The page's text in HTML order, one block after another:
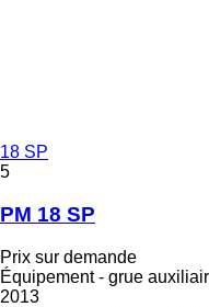
18 SP
5
PM 18 SP
Prix sur demande
Équipement - grue
2013